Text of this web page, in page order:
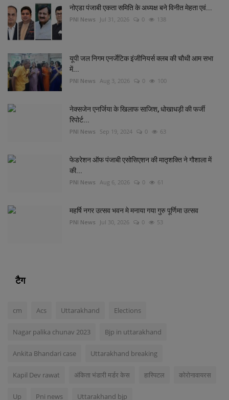
नोएडा पंजाबी एकता समिति के अध्यक्ष बने विनीत मेहता एवं...
PNI News Jul 31, 2026 0 138
यूपी जल निगम एनर्जेटिक इंजीनियर्स क्लब की चौथी आम सभा
में...
PNI News Aug 3, 2026 0 100
नेक्सजेन एनर्जिया के खिलाफ साजिश, धोखाधड़ी की फर्जी
रिपोर्ट...
PNI News Sep 19, 2024 0 63
फेडरेशन ऑफ पंजाबी एसोसिएशन की मातृशक्ति ने गौशाला में
की...
PNI News Aug 6, 2026 0 61
महर्षि नगर उत्सव भवन मे मनाया गया गुरु पूर्णिमा उत्सव
PNI News Jul 30, 2026 0 53
टैग
cm Acs Uttarakhand Elections
Nagar palika chunav 2023 Bjp in uttarakhand
Ankita Bhandari case Uttarakhand breaking
Kapil Dev rawat अंकिता भंडारी मर्डर केस हास्पिटल कोरोनावायरस
Up Pni news Uttarakhand bjp